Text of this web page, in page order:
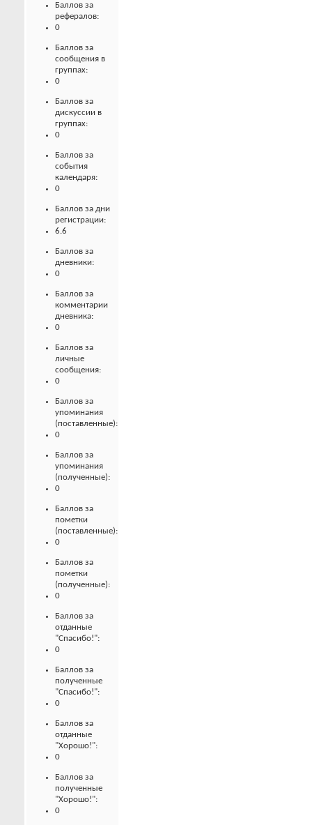
Баллов за
рефералов:
0
Баллов за
сообщения в
группах:
0
Баллов за
дискуссии в
группах:
0
Баллов за
события
календаря:
0
Баллов за дни
регистрации:
6.6
Баллов за
дневники:
0
Баллов за
комментарии
дневника:
0
Баллов за
личные
сообщения:
0
Баллов за
упоминания
(поставленные):
0
Баллов за
упоминания
(полученные):
0
Баллов за
пометки
(поставленные):
0
Баллов за
пометки
(полученные):
0
Баллов за
отданные
"Спасибо!":
0
Баллов за
полученные
"Спасибо!":
0
Баллов за
отданные
"Хорошо!":
0
Баллов за
полученные
"Хорошо!":
0